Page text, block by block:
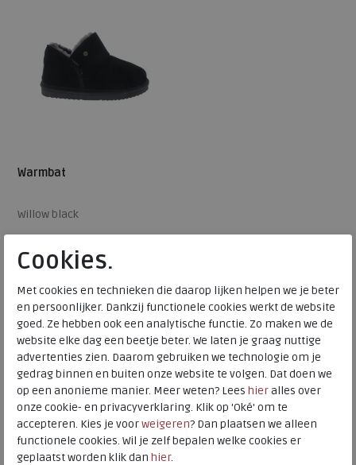
Warmbat
Willow black
€ 79,95
€ 63,96
Beschikbare maten
37
Warmbat pantoffels
Depantoffelsvan Warmbat zijn een perfecte combinatie van
comfort, kwaliteit en stijl. Ze hebben een zachte binnenvoering
van merinowol en een stevige, antislip rubberzool die ook
geschikt is voor korte stukjes buiten. Het bovenmateriaal van
suède of leer zorgt voor een luxe uitstraling en lange levensduur.
Cookies.
Met cookies en technieken die daarop lijken helpen we je beter
en persoonlijker. Dankzij functionele cookies werkt de website
goed. Ze hebben ook een analytische functie. Zo maken we de
website elke dag een beetje beter. We laten je graag nuttige
advertenties zien. Daarom gebruiken we technologie om je
gedrag binnen en buiten onze website te volgen. Dat doen we
op een anonieme manier. Meer weten? Lees hieralles over
onze cookie- en privacyverklaring. Klik op 'Oké' om te
accepteren. Kies je voorweigeren? Dan plaatsen we alleen
functionele cookies. Wil je zelf bepalen welke cookies er
geplaatst worden klik dan hier.